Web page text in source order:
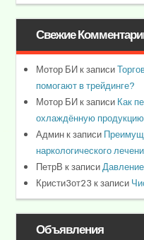
Свежие
Мотор БИк записи
помогают в трейдинге?
Мотор БИк записиКак
охлаждённую продукцию
Админк записи
наркологического
ПетрВ к записи
Кристи3от23 к записи
Объявления